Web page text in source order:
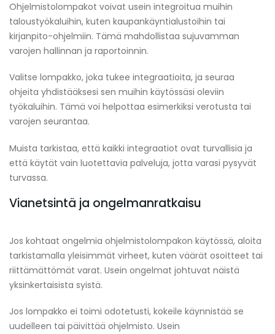
Ohjelmistolompakot voivat usein integroitua muihin
taloustyökaluihin, kuten kaupankäyntialustoihin tai
kirjanpito-ohjelmiin. Tämä mahdollistaa sujuvamman
varojen hallinnan ja raportoinnin.
Valitse lompakko, joka tukee integraatioita, ja seuraa
ohjeita yhdistääksesi sen muihin käytössäsi oleviin
työkaluihin. Tämä voi helpottaa esimerkiksi verotusta tai
varojen seurantaa.
Muista tarkistaa, että kaikki integraatiot ovat turvallisia ja
että käytät vain luotettavia palveluja, jotta varasi pysyvät
turvassa.
Vianetsintä ja ongelmanratkaisu
Jos kohtaat ongelmia ohjelmistolompakon käytössä, aloita
tarkistamalla yleisimmät virheet, kuten väärät osoitteet tai
riittämättömät varat. Usein ongelmat johtuvat näistä
yksinkertaisista syistä.
Jos lompakko ei toimi odotetusti, kokeile käynnistää se
uudelleen tai päivittää ohjelmisto. Usein